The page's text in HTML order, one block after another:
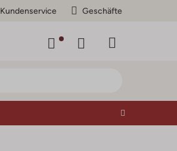
Kundenservice Geschäfte